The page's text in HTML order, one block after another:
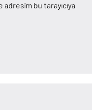
bu tarayıcıya